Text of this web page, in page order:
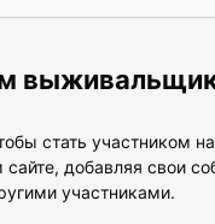
стать участником
добавляя свои
участниками.